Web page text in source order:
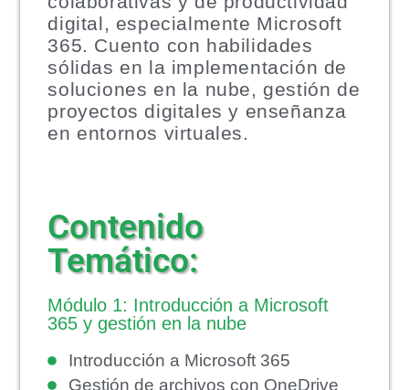
digital, especialmente Microsoft
365. Cuento con habilidades
sólidas en la implementación de
soluciones en la nube, gestión de
proyectos digitales y enseñanza
en entornos virtuales.
Contenido
Temático:
Módulo 1: Introducción a Microsoft
365 y gestión en la nube
Introducción a Microsoft 365
Gestión de archivos con OneDrive